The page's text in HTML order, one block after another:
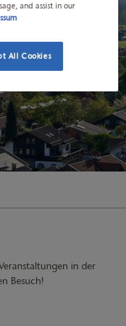
in der
Besuch!
and assist in our
All Cookies